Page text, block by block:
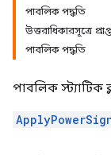
পাবলিক পদ্ধতি
উত্তরাধিকারসূত্রে
পাবলিক পদ্ধতি
পাবলিক স্ট্যাটিক